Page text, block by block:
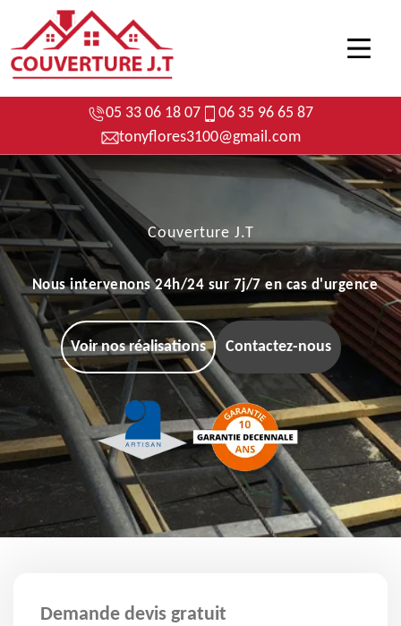
05 33 06 18 07
06 35 96 65 87
tonyflores3100@gmail.com
Couverture J.T
Nous intervenons 24h/24 sur 7j/7 en cas d'urgence
Voir nos réalisations Contactez-nous
Demande devis gratuit